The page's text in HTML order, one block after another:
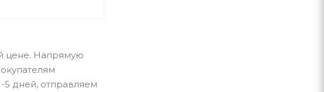
цене. Напрямую
5 дней, отправляем